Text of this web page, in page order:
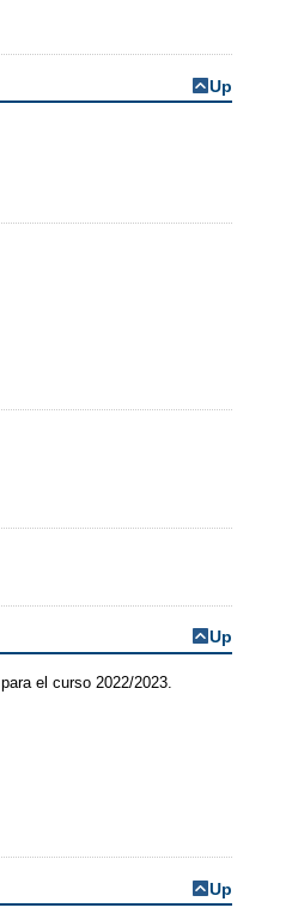
Up
Up
para el curso 2022/2023.
Up